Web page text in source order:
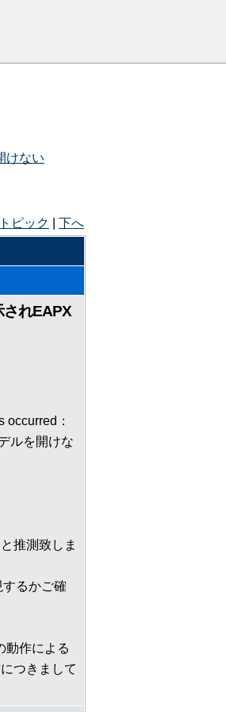
けない
ピック 下へ
されEAPX
：
ルを開けな
推測致しま
るかご確
動作による
つきまして